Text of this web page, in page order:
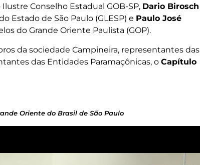
Conselho Estadual GOB-SP, Dario Birosch
Estado de São Paulo (GLESP) e Paulo José
do Grande Oriente Paulista (GOP).
da sociedade Campineira, representantes das
das Entidades Paramaçônicas, o Capítulo
Oriente do Brasil de São Paulo